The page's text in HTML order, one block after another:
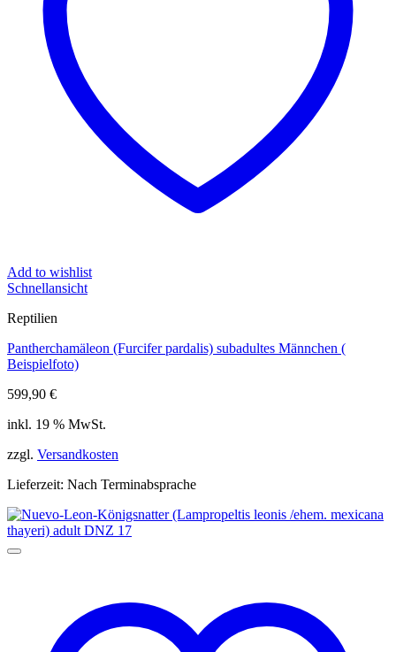
Add to wishlist
Schnellansicht
Reptilien
Pantherchamäleon (Furcifer pardalis) subadultes Männchen (
Beispielfoto)
599,90 €
inkl. 19 % MwSt.
zzgl. Versandkosten
Lieferzeit: Nach Terminabsprache